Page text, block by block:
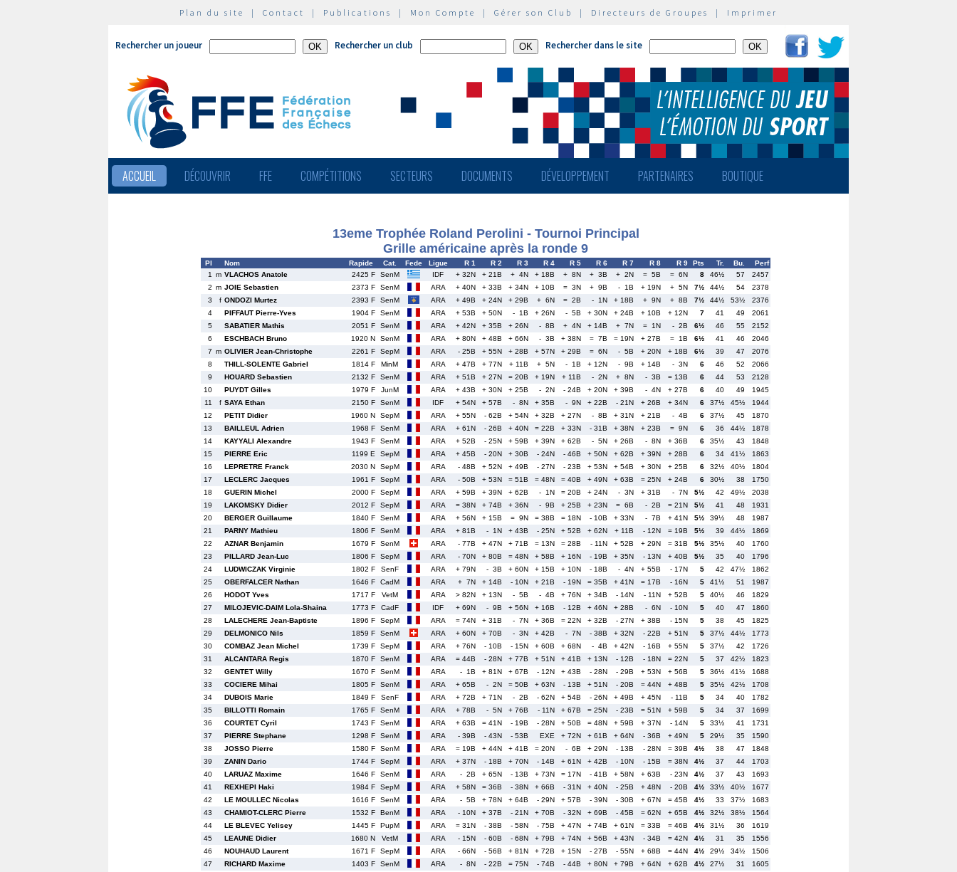
Plan du site | Contact | Publications | Mon Compte | Gérer son Club | Directeurs de Groupes | Imprimer
Rechercher un joueur Rechercher un club Rechercher dans le site
ACCUEIL DÉCOUVRIR FFE COMPÉTITIONS SECTEURS DOCUMENTS DÉVELOPPEMENT PARTENAIRES BOUTIQUE
13eme Trophée Roland Perolini - Tournoi Principal
Grille américaine après la ronde 9
Pl Nom Rapide Cat. Fede Ligue R 1 R 2 R 3 R 4 R 5 R 6 R 7 R 8 R 9 Pts Tr. Bu.
Perf
1
m VLACHOS Anatole 2425 F SenM IDF + 32N + 21B + 4N + 18B + 8N + 3B + 2N = 5B = 6N 8 46½ 57
2457
2 m JOIE Sebastien 2373 F SenM ARA + 40N + 33B + 34N + 10B = 3N + 9B - 1B + 19N + 5N 7½ 44½ 54
2378
3
f ONDOZI Murtez 2393 F SenM ARA + 49B + 24N + 29B + 6N = 2B - 1N + 18B + 9N + 8B 7½ 44½ 53½
2376
4
PIFFAUT Pierre-Yves 1904 F SenM ARA + 53B + 50N - 1B + 26N - 5B + 30N + 24B + 10B + 12N 7 41 49
2061
5
SABATIER Mathis 2051 F SenM ARA + 42N + 35B + 26N - 8B + 4N + 14B + 7N = 1N - 2B 6½ 46 55
2152
6
ESCHBACH Bruno 1920 N SenM ARA + 80N + 48B + 66N - 3B + 38N = 7B = 19N + 27B = 1B 6½ 41 46
2046
7 m OLIVIER Jean-Christophe 2261 F SepM ARA - 25B + 55N + 28B + 57N + 29B = 6N - 5B + 20N + 18B 6½ 39 47
2076
8
THILL-SOLENTE Gabriel 1814 F MinM ARA + 47B + 77N + 11B + 5N - 1B + 12N - 9B + 14B - 3N 6 46 52
2066
9
HOUARD Sebastien 2132 F SenM ARA + 51B + 27N = 20B + 19N + 11B - 2N + 8N - 3B = 13B 6 44 53
2128
10
PUYDT Gilles 1979 F JunM ARA + 43B + 30N + 25B - 2N - 24B + 20N + 39B - 4N + 27B 6 40 49
1945
11
f SAYA Ethan 2150 F SenM IDF + 54N + 57B - 8N + 35B - 9N + 22B - 21N + 26B + 34N 6 37½ 45½
1944
12
PETIT Didier 1960 N SepM ARA + 55N - 62B + 54N + 32B + 27N - 8B + 31N + 21B - 4B 6 37½ 45
1870
13
BAILLEUL Adrien 1968 F SenM ARA + 61N - 26B + 40N = 22B + 33N - 31B + 38N + 23B = 9N 6 36 44½
1878
14
KAYYALI Alexandre 1943 F SenM ARA + 52B - 25N + 59B + 39N + 62B - 5N + 26B - 8N + 36B 6 35½ 43
1848
15
PIERRE Eric 1199 E SepM ARA + 45B - 20N + 30B - 24N - 46B + 50N + 62B + 39N + 28B 6 34 41½
1863
16
LEPRETRE Franck 2030 N SepM ARA - 48B + 52N + 49B - 27N - 23B + 53N + 54B + 30N + 25B 6 32½ 40½
1804
17
LECLERC Jacques 1961 F SepM ARA - 50B + 53N = 51B = 48N = 40B + 49N + 63B = 25N + 24B 6 30½ 38
1750
18
GUERIN Michel 2000 F SepM ARA + 59B + 39N + 62B - 1N = 20B + 24N - 3N + 31B - 7N 5½ 42 49½
2038
19
LAKOMSKY Didier 2012 F SepM ARA = 38N + 74B + 36N - 9B + 25B + 23N = 6B - 2B = 21N 5½ 41 48
1931
20
BERGER Guillaume 1840 F SenM ARA + 56N + 15B = 9N = 38B = 18N - 10B + 33N - 7B + 41N 5½ 39½ 48
1987
21
PARNY Mathieu 1806 F SenM ARA + 81B - 1N + 43B - 25N + 52B + 62N + 11B - 12N = 19B 5½ 39 44½
1869
22
AZNAR Benjamin 1679 F SenM ARA - 77B + 47N + 71B = 13N = 28B - 11N + 52B + 29N = 31B 5½ 35½ 40
1760
23
PILLARD Jean-Luc 1806 F SepM ARA - 70N + 80B = 48N + 58B + 16N - 19B + 35N - 13N + 40B 5½ 35 40
1796
24
LUDWICZAK Virginie 1802 F SenF ARA + 79N - 3B + 60N + 15B + 10N - 18B - 4N + 55B - 17N 5 42 47½
1862
25
OBERFALCER Nathan 1646 F CadM ARA + 7N + 14B - 10N + 21B - 19N = 35B + 41N = 17B - 16N 5 41½ 51
1987
26
HODOT Yves 1717 F VetM ARA > 82N + 13N - 5B - 4B + 76N + 34B - 14N - 11N + 52B 5 40½ 46
1829
27
MILOJEVIC-DAIM Lola-Shaina 1773 F CadF IDF + 69N - 9B + 56N + 16B - 12B + 46N + 28B - 6N - 10N 5 40 47
1860
28
LALECHERE Jean-Baptiste 1896 F SepM ARA = 74N + 31B - 7N + 36B = 22N + 32B - 27N + 38B - 15N 5 38 45
1825
29
DELMONICO Nils 1859 F SenM ARA + 60N + 70B - 3N + 42B - 7N - 38B + 32N - 22B + 51N 5 37½ 44½
1773
30
COMBAZ Jean Michel 1739 F SepM ARA + 76N - 10B - 15N + 60B + 68N - 4B + 42N - 16B + 55N 5 37½ 42
1726
31
ALCANTARA Regis 1870 F SenM ARA = 44B - 28N + 77B + 51N + 41B + 13N - 12B - 18N = 22N 5 37 42½
1823
32
GENTET Willy 1670 F SenM ARA - 1B + 81N + 67B - 12N + 43B - 28N - 29B + 53N + 56B 5 36½ 41½
1688
33
COCIERE Mihai 1805 F SenM ARA + 65B - 2N = 50B + 63N - 13B + 51N - 20B = 44N + 48B 5 35½ 42½
1708
34
DUBOIS Marie 1849 F SenF ARA + 72B + 71N - 2B - 62N + 54B - 26N + 49B + 45N - 11B 5 34 40
1782
35
BILLOTTI Romain 1765 F SenM ARA + 78B - 5N + 76B - 11N + 67B = 25N - 23B = 51N + 59B 5 34 37
1699
36
COURTET Cyril 1743 F SenM ARA + 63B = 41N - 19B - 28N + 50B = 48N + 59B + 37N - 14N 5 33½ 41
1731
37
PIERRE Stephane 1298 F SenM ARA - 39B - 43N - 53B EXE + 72N + 61B + 64N - 36B + 49N 5 29½ 35
1590
38
JOSSO Pierre 1580 F SenM ARA = 19B + 44N + 41B = 20N - 6B + 29N - 13B - 28N = 39B 4½ 38 47
1848
39
ZANIN Dario 1744 F SepM ARA + 37N - 18B + 70N - 14B + 61N + 42B - 10N - 15B = 38N 4½ 37 44
1703
40
LARUAZ Maxime 1646 F SenM ARA - 2B + 65N - 13B + 73N = 17N - 41B + 58N + 63B - 23N 4½ 37 43
1693
41
REXHEPI Haki 1984 F SepM ARA + 58N = 36B - 38N + 66B - 31N + 40N - 25B + 48N - 20B 4½ 33½ 40½
1677
42
LE MOULLEC Nicolas 1616 F SenM ARA - 5B + 78N + 64B - 29N + 57B - 39N - 30B + 67N = 45B 4½ 33 37½
1683
43
CHAMIOT-CLERC Pierre 1532 F BenM ARA - 10N + 37B - 21N + 70B - 32N + 69B - 45B = 62N + 65B 4½ 32½ 38½
1564
44
LE BLEVEC Yelisey 1445 F PupM ARA = 31N - 38B - 58N - 75B + 47N + 74B + 61N = 33B = 46B 4½ 31½ 36
1619
45
LEAUNE Didier 1680 N VetM ARA - 15N - 60B - 68N + 79B + 74N + 56B + 43N - 34B = 42N 4½ 31 35
1556
46
NOUHAUD Laurent 1671 F SepM ARA - 66N - 56B + 81N + 72B + 15N - 27B - 55N + 68B = 44N 4½ 29½ 34½
1506
47
RICHARD Maxime 1403 F SenM ARA - 8N - 22B = 75N - 74B - 44B + 80N + 79B + 64N + 62B 4½ 27½ 31
1605